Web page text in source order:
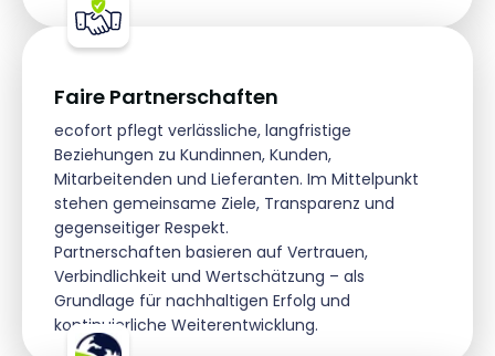
Faire Partnerschaften
ecofort pflegt verlässliche, langfristige
Beziehungen zu Kundinnen, Kunden,
Mitarbeitenden und Lieferanten. Im Mittelpunkt
stehen gemeinsame Ziele, Transparenz und
gegenseitiger Respekt.
Partnerschaften basieren auf Vertrauen,
Verbindlichkeit und Wertschätzung – als
Grundlage für nachhaltigen Erfolg und
kontinuierliche Weiterentwicklung.